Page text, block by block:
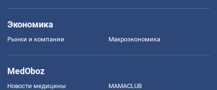
Экономика
Рынки и компании Mакроэкономика
MedOboz
Новости медицины MAMACLUB